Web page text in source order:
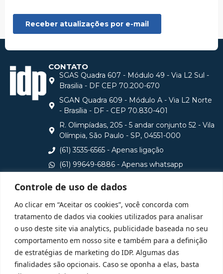
Controle de uso de dados
Ao clicar em “Aceitar os cookies”, você concorda com
tratamento de dados via cookies utilizados para analisar
o uso deste site via analytics, publicidade baseada no seu
comportamento em nosso site e também para a definição
de estratégias de marketing do IDP. Algumas das
finalidades são opcionais. Caso se oponha a elas, basta
CONTATO
SGAS Quadra 607 - Módulo 49 - Via L2 Sul -
Brasilia - DF CEP 70.200-670
SGAN Quadra 609 - Módulo A - Via L2 Norte
- Brasília - DF - CEP 70.830-401
R. Olimpíadas, 205 - 5 andar conjunto 52 - Vila
Olímpia, São Paulo - SP, 04551-000
(61) 3535-6565 - Apenas ligação
(61) 99649-6886 - Apenas whatsapp
Consulte aqui o cadastro da Instituição no Sistema e-
MEC